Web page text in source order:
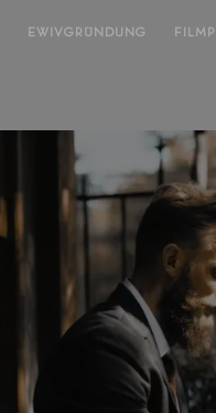
EWIVGRÜNDUNG